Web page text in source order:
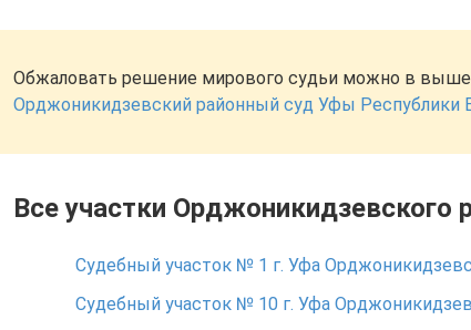
Обжаловать решение мирового судьи можно в
Орджоникидзевский районный суд Уфы Республики
Все участки Орджоникидзевского
Судебный участок № 1 г. Уфа
Судебный участок № 10 г. Уфа